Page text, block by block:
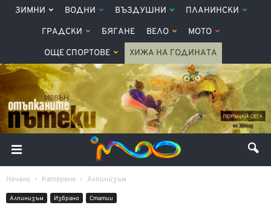
ЗИМНИ ВОДНИ ВЪЗДУШНИ ПЛАНИНСКИ
ГРАДСКИ БЯГАНЕ ВЕЛО МОТО
ОЩЕ СПОРТОВЕ ХИЖА НА ГОДИНАТА
Начало Катерене Алпинизъм
Алпинизъм Избрано Статии